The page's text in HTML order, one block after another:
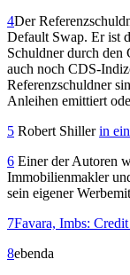
4Der
Default Swap. Er ist
Schuldner durch den
auch noch CDS-
Referenzschuldner
Anleihen emittiert
5 Robert Shillerin
6 Einer der Autoren
Immobilienmakler
sein eigener
7Favara, Imbs:
8ebenda